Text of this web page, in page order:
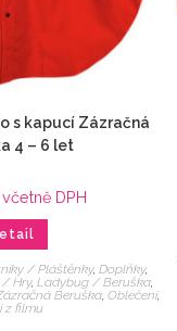
s kapucí Zázračná
4 – 6 let
včetně DPH
/ Pláštěnky, Doplňky,
/ Hry, Ladybug / Beruška,
Beruška ,Oblečení,
z filmu